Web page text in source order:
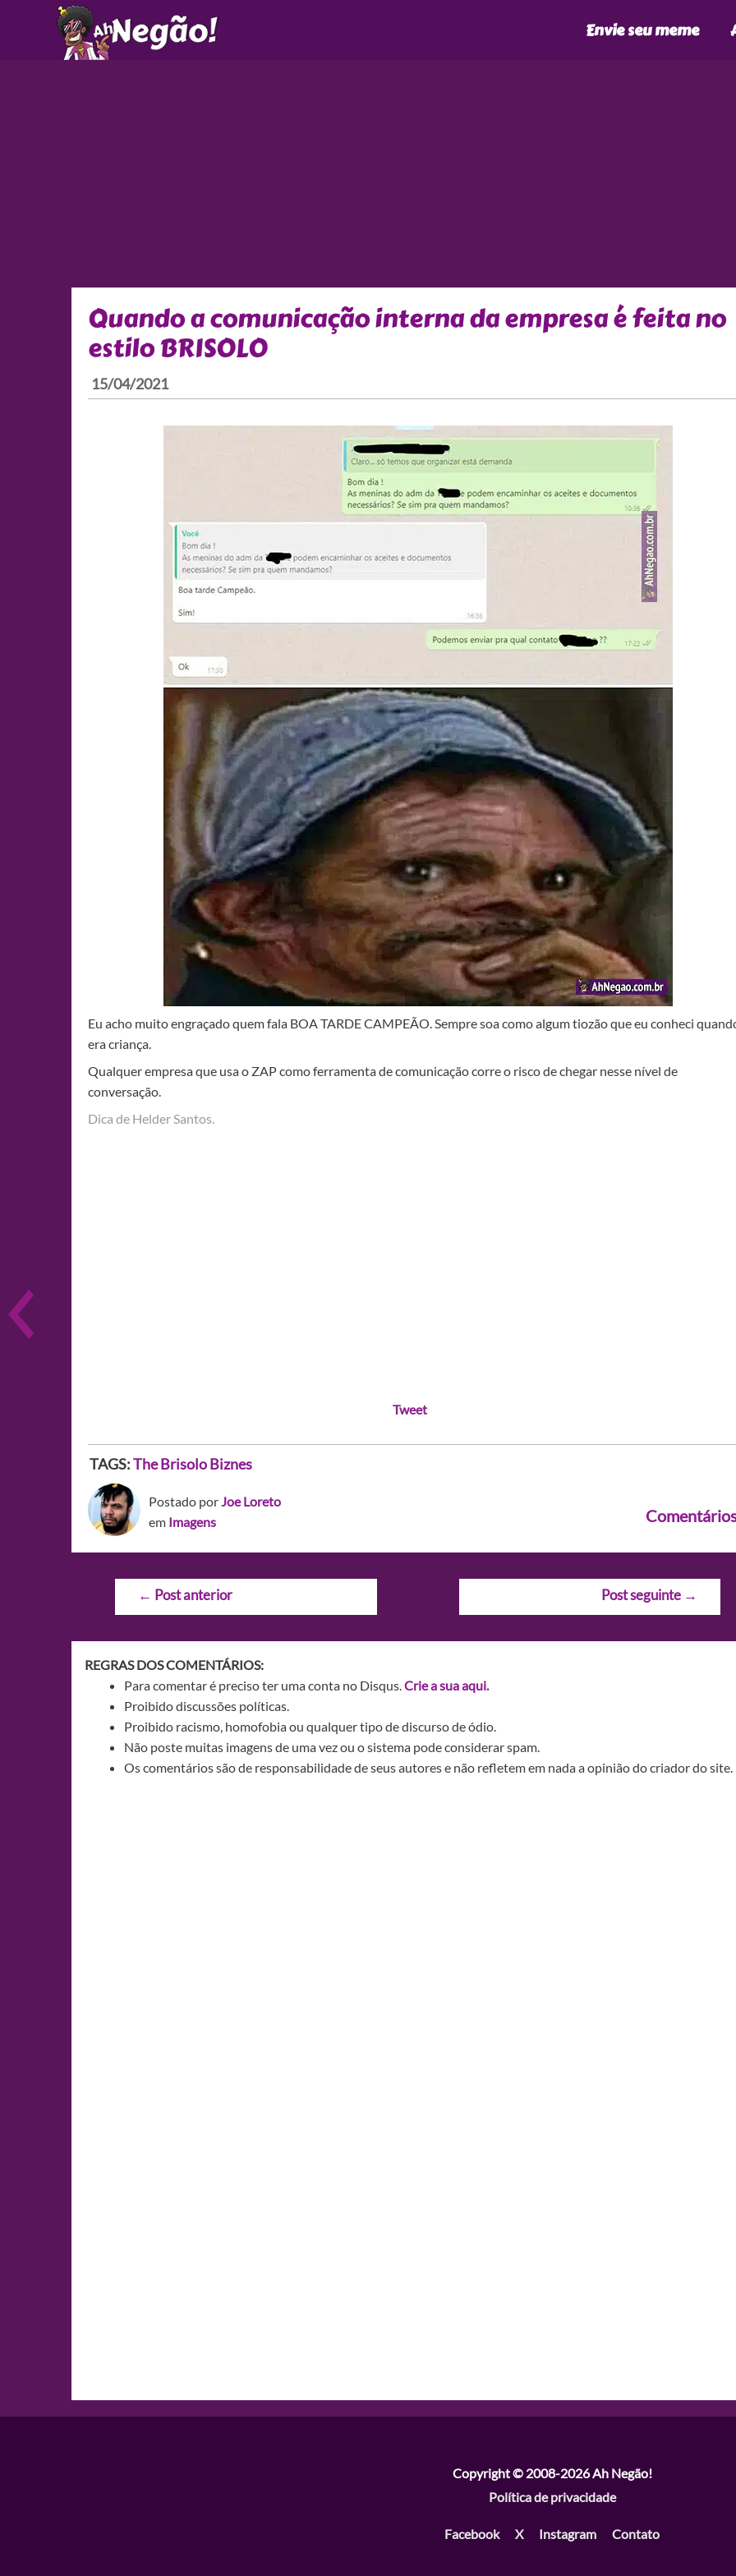
Envie seu meme
Quando a comunicação interna da empresa é feita no
estilo BRISOLO
15/04/2021
Eu acho muito engraçado quem fala BOA TARDE CAMPEÃO. Sempre soa como algum tiozão que eu conheci
era criança.
Qualquer empresa que usa o ZAP como ferramenta de comunicação corre o risco de chegar nesse nível de
conversação.
Dica de Helder Santos.
Tweet
TAGS:The Brisolo Biznes
Postado porJoe Loreto
em Imagens
Navegação
← Post anterior Post seguinte →
REGRAS DOS COMENTÁRIOS:
Para comentar é preciso ter uma conta no Disqus.Crie a sua aqui.
Proibido discussões políticas.
Proibido racismo, homofobia ou qualquer tipo de discurso de ódio.
Não poste muitas imagens de uma vez ou o sistema pode considerar spam.
Os comentários são de responsabilidade de seus autores e não refletem em nada a opinião do criador do site.
Copyright © 2008-2026Ah Negão!
Política de privacidade
Facebook X Instagram Contato